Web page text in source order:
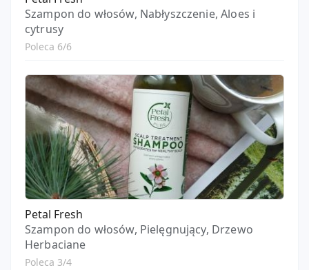
Szampon do włosów, Nabłyszczenie, Aloes i
cytrusy
Poleca 6/6
Petal Fresh
Szampon do włosów, Pielęgnujący, Drzewo
Herbaciane
Poleca 3/4